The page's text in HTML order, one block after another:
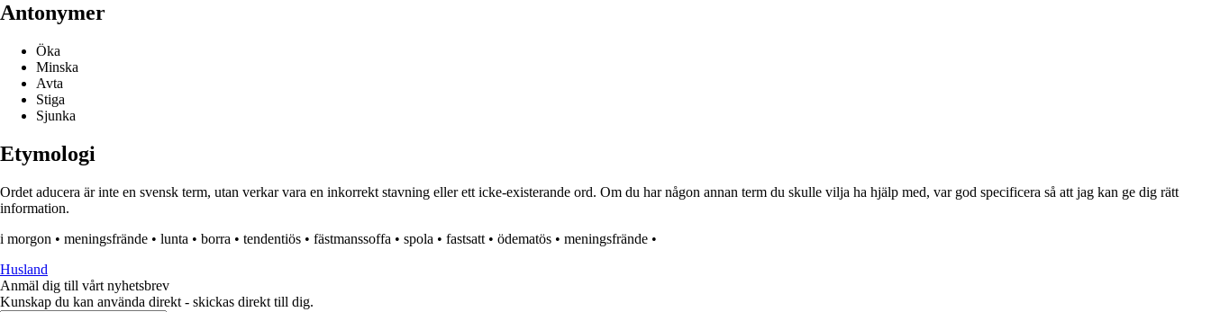
Antonymer
Öka
Minska
Avta
Stiga
Sjunka
Etymologi
Ordet aducera är inte en svensk term, utan verkar vara en inkorrekt stavning eller ett icke-existerande ord. Om du har någon annan term du skulle vilja ha hjälp med, var god specificera så att jag kan ge dig rätt
information.
i morgon • meningsfrände • lunta • borra • tendentiös • fästmanssoffa • spola • fastsatt • ödematös • meningsfrände •
Husland
Anmäl dig till vårt nyhetsbrev
Kunskap du kan använda direkt - skickas direkt till dig.